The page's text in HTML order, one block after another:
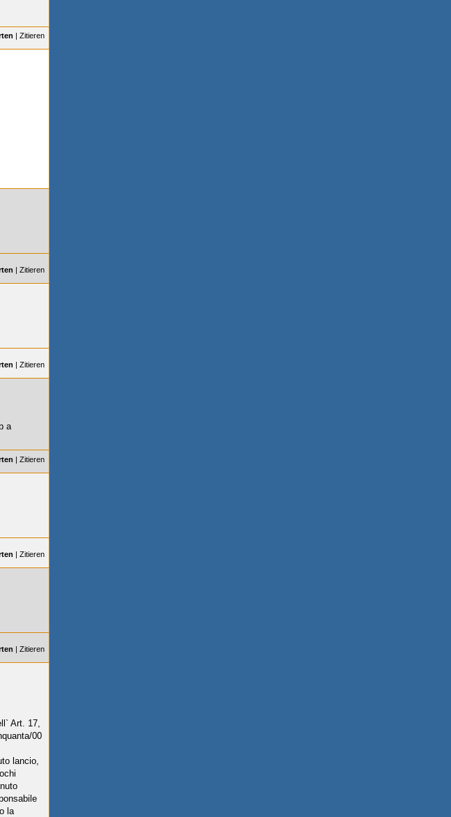
| Zitieren
| Zitieren
| Zitieren
a
| Zitieren
| Zitieren
| Zitieren
Art. 17,
00
lancio,
la